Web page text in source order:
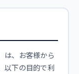
は、お客様から
以下の目的で利